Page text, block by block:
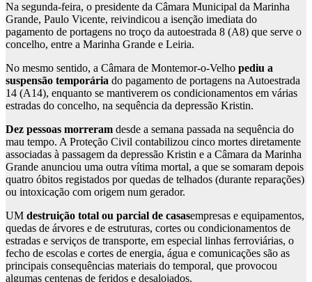
Na segunda-feira, o presidente da Câmara Municipal da Marinha
Grande, Paulo Vicente, reivindicou a isenção imediata do
pagamento de portagens no troço da autoestrada 8 (A8) que serve o
concelho, entre a Marinha Grande e Leiria.
No mesmo sentido, a Câmara de Montemor-o-Velho pediu a
suspensão temporária do pagamento de portagens na Autoestrada
14 (A14), enquanto se mantiverem os condicionamentos em várias
estradas do concelho, na sequência da depressão Kristin.
Dez pessoas morreram desde a semana passada na sequência do
mau tempo. A Proteção Civil contabilizou cinco mortes diretamente
associadas à passagem da depressão Kristin e a Câmara da Marinha
Grande anunciou uma outra vítima mortal, a que se somaram depois
quatro óbitos registados por quedas de telhados (durante reparações)
ou intoxicação com origem num gerador.
UM destruição total ou parcial de casasempresas e equipamentos,
quedas de árvores e de estruturas, cortes ou condicionamentos de
estradas e serviços de transporte, em especial linhas ferroviárias, o
fecho de escolas e cortes de energia, água e comunicações são as
principais consequências materiais do temporal, que provocou
algumas centenas de feridos e desalojados.